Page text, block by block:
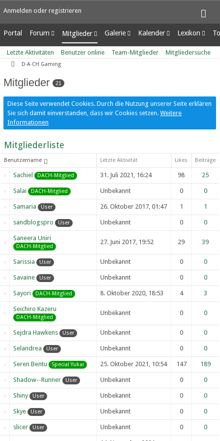
Anmelden oder registrieren
Portal Forum
Unerledigte Themen
Mitglieder
Letzte Aktivitäten
Benutzer online
Mitgliedersuche
Galerie
Alben
Bilder
Kalender
Wochenansicht
Tagesansicht
Lexikon
Ungelesene
Letzte Aktivitäten Benutzer online Team-Mitglieder Mitgliedersuche
D·A·CH Gaming
Mitglieder 21
Diese Seite verwendet Cookies. Durch die Nutzung unserer Seite erklären
Sie sich damit einverstanden, dass wir Cookies setzen. Weitere
Informationen
Mitgliederliste
Benutzername Letzte Aktivität Likes Beiträge
Sachiel DACH-Mitglied 31. Juli 2021, 16:24 98 25
Salai DACH-Mitglied Unbekannt 0 0
Samaria User 26. Oktober 2017, 01:47 1 1
sandblogspro User Unbekannt 0 0
Saneera Uniri
DACH-Mitglied
27. Juni 2017, 19:52 29 39
Sarissia User Unbekannt 0 0
Savaine User Unbekannt 0 0
Sayori DACH-Mitglied 8. Oktober 2020, 18:53 4 3
Seichiro Kazeru
DACH-Mitglied
Unbekannt 0 0
Sejdra Hawkens User Unbekannt 0 0
Selandrea User Unbekannt 0 0
Seren Bentu Special Yukai 25. Oktober 2021, 10:54 147 189
Shadow--Runner User Unbekannt 0 0
Shiny User Unbekannt 0 0
Skye User Unbekannt 0 0
slicer User Unbekannt 0 0